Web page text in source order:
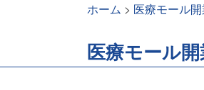
ホーム > 医療モール
医療モール